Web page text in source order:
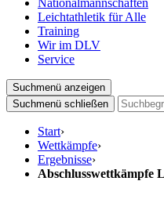
Leichtathletik für Alle
Training
Wir im DLV
Service
Suchmenü anzeigen
Suchmenü schließen
Start›
Wettkämpfe›
Ergebnisse›
Abschlusswettkämpfe